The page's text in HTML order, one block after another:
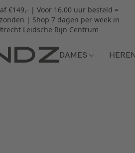
€149,- | Voor 16.00 uur besteld =
| Shop 7 dagen per week in
Leidsche Rijn Centrum
DAMES